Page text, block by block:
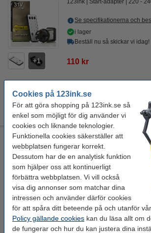
Cookies på 123ink.se
För att göra shopping på 123ink.se så
enkel som möjligt för dig använder vi
cookies och liknande teknologier.
Funktionella cookies säkerställer att
webbplatsen fungerar korrekt.
Dessutom har de en analytisk funktion
som hjälper oss att kontinuerligt
förbättra webbplatsen. Vi vill också
visa dig annonser som matchar dina
intressen och använder därför cookies
för att spåra ditt beteende på och utanför
Policy gällande cookies kan du läsa allt om
de fungerar och hur du kan justera dina
1
123ink Start-adapter 220 -
Se specifikationerna och
i lager
Beställ nu så skickar vi idag!
110 kr
Extra information
Bruksanvisning
(PDF)
Nätadapter och förlängningskabel till
31V
123ink Start-adapter 220 -
Se specifikationerna och
i lager
Beställ nu så skickar vi idag!
95 kr